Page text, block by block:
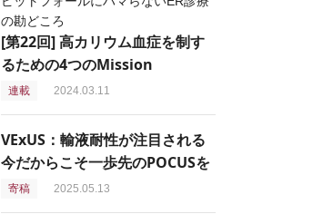
の勘どころ
[第22回] 高カリウム血症を制す
るための4つのMission
連載 2024.03.11
VExUS：輸液耐性が注目される
今だからこそ一歩先のPOCUSを
寄稿 2025.05.13